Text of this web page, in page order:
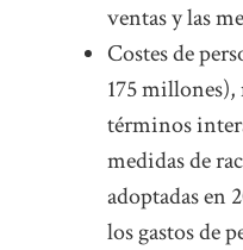
ventas y las
Costes de
175 millones),
términos
medidas de
adoptadas en
los gastos de